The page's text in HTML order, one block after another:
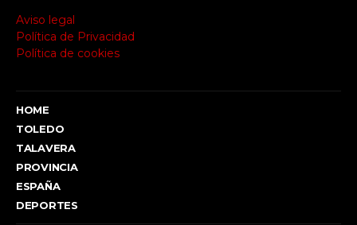
Aviso legal
Política de Privacidad
Política de cookies
HOME
TOLEDO
TALAVERA
PROVINCIA
ESPAÑA
DEPORTES